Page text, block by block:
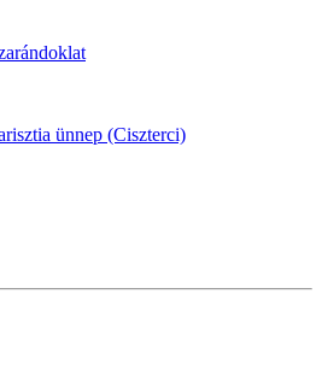
ünnep (Ciszterci)